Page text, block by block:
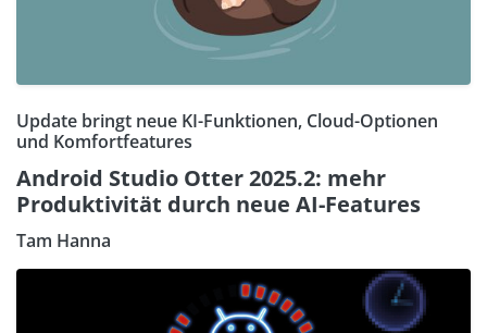
Update bringt neue KI-Funktionen, Cloud-Optionen
und Komfortfeatures
Android Studio Otter 2025.2: mehr
Produktivität durch neue AI-Features
Tam Hanna